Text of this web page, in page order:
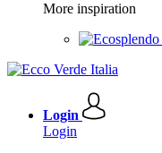
More inspiration
Login
Login